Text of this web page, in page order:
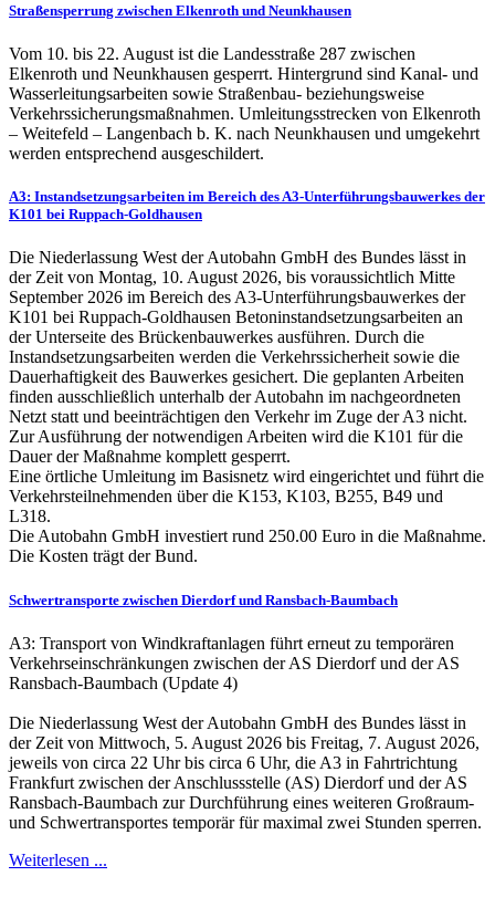
Straßensperrung zwischen Elkenroth und Neunkhausen
Vom 10. bis 22. August ist die Landesstraße 287 zwischen
Elkenroth und Neunkhausen gesperrt. Hintergrund sind Kanal- und
Wasserleitungsarbeiten sowie Straßenbau- beziehungsweise
Verkehrssicherungsmaßnahmen. Umleitungsstrecken von Elkenroth
– Weitefeld – Langenbach b. K. nach Neunkhausen und umgekehrt
werden entsprechend ausgeschildert.
A3: Instandsetzungsarbeiten im Bereich des A3-Unterführungsbauwerkes der
K101 bei Ruppach-Goldhausen
Die Niederlassung West der Autobahn GmbH des Bundes lässt in
der Zeit von Montag, 10. August 2026, bis voraussichtlich Mitte
September 2026 im Bereich des A3-Unterführungsbauwerkes der
K101 bei Ruppach-Goldhausen Betoninstandsetzungsarbeiten an
der Unterseite des Brückenbauwerkes ausführen. Durch die
Instandsetzungsarbeiten werden die Verkehrssicherheit sowie die
Dauerhaftigkeit des Bauwerkes gesichert. Die geplanten Arbeiten
finden ausschließlich unterhalb der Autobahn im nachgeordneten
Netzt statt und beeinträchtigen den Verkehr im Zuge der A3 nicht.
Zur Ausführung der notwendigen Arbeiten wird die K101 für die
Dauer der Maßnahme komplett gesperrt.
Eine örtliche Umleitung im Basisnetz wird eingerichtet und führt die
Verkehrsteilnehmenden über die K153, K103, B255, B49 und
L318.
Die Autobahn GmbH investiert rund 250.00 Euro in die Maßnahme.
Die Kosten trägt der Bund.
Schwertransporte zwischen Dierdorf und Ransbach-Baumbach
A3: Transport von Windkraftanlagen führt erneut zu temporären
Verkehrseinschränkungen zwischen der AS Dierdorf und der AS
Ransbach-Baumbach (Update 4)
Die Niederlassung West der Autobahn GmbH des Bundes lässt in
der Zeit von Mittwoch, 5. August 2026 bis Freitag, 7. August 2026,
jeweils von circa 22 Uhr bis circa 6 Uhr, die A3 in Fahrtrichtung
Frankfurt zwischen der Anschlussstelle (AS) Dierdorf und der AS
Ransbach-Baumbach zur Durchführung eines weiteren Großraum-
und Schwertransportes temporär für maximal zwei Stunden sperren.
Weiterlesen ...